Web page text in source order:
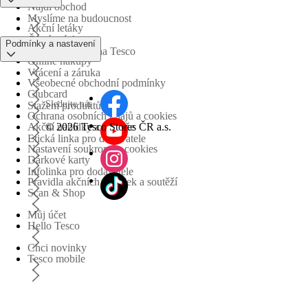
Myslíme na budoucnost
Obchodní skupina Tesco
Najdi obchod
Časté otázky
Vrácení a záruka
Stažení produktů
Etická linka pro dodavatele
Infolinka pro dodavatele
Akční letáky
Online nákupy
Clubcard
Akční nabídky a soutěže
Dárkové karty
Scan & Shop
Hello Tesco
Tesco mobile
Podmínky a nastavení
Všeobecné obchodní podmínky
Ochrana osobních údajů a cookies
Nastavení soukromí a cookies
Pravidla akčních nabídek a soutěží
Můj účet
Chci novinky
Sledujte nás
© 2026 Tesco Stores ČR a.s.